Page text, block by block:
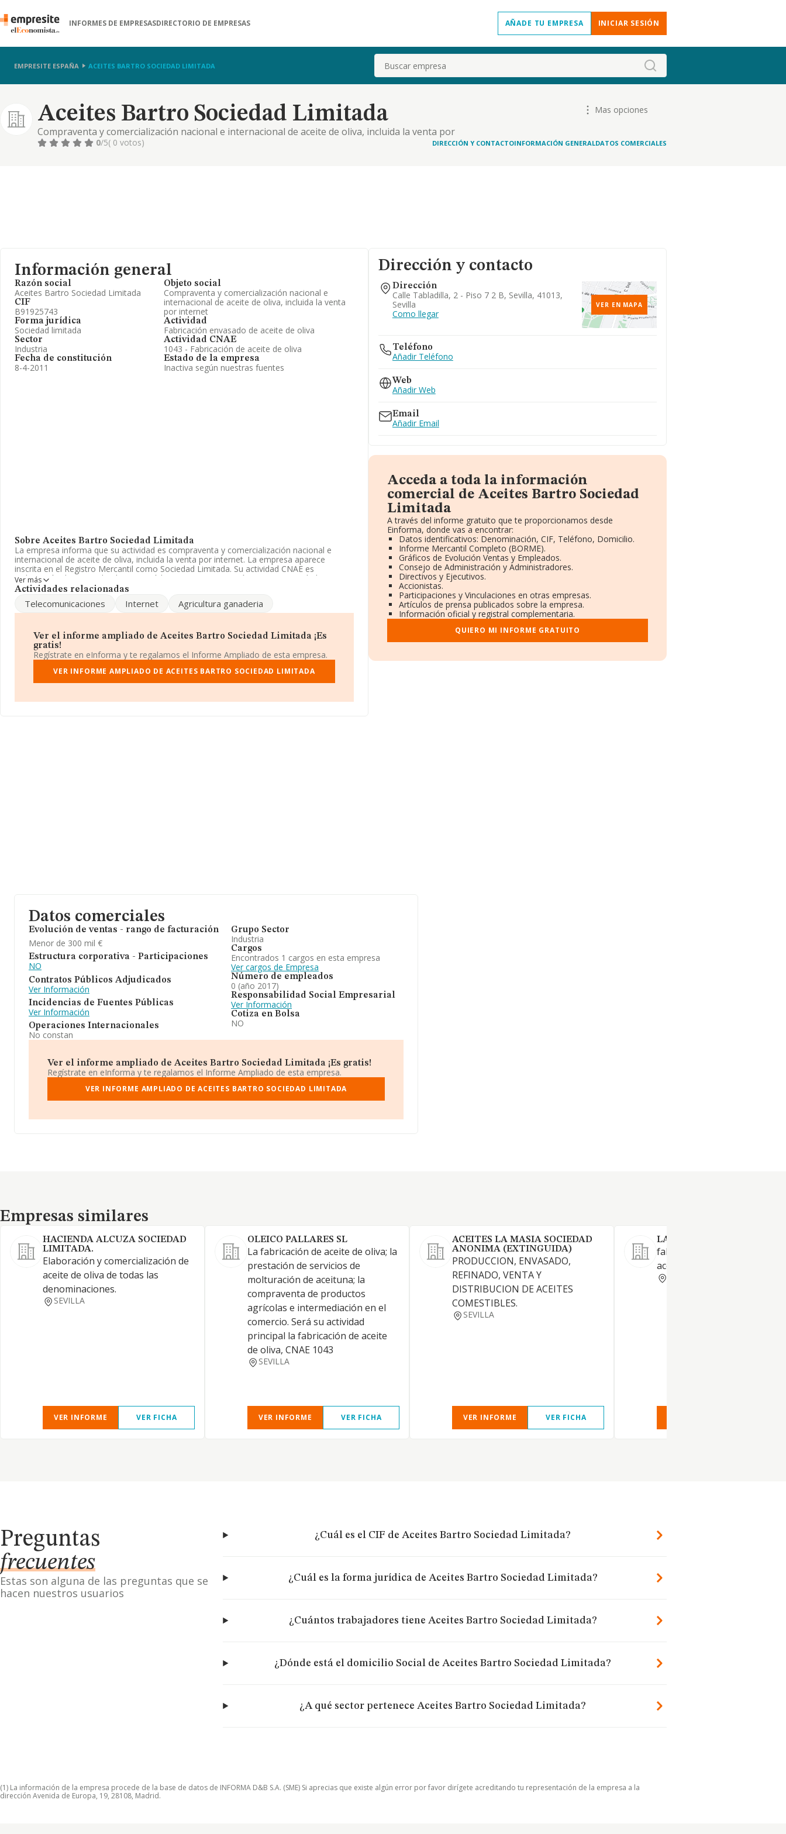
INFORMES DE EMPRESASDIRECTORIO DE EMPRESAS AÑADE TU EMPRESA INICIAR SESIÓN
EMPRESITE ESPAÑA ACEITES BARTRO SOCIEDAD LIMITADA Buscar
Aceites Bartro Sociedad Limitada
Compraventa y comercialización nacional e internacional de aceite de oliva, incluida la venta por
internet
Mas opciones
0/5( 0 votos) DIRECCIÓN Y CONTACTOINFORMACIÓN GENERALDATOS COMERCIALES
Información general
Razón social
Aceites Bartro Sociedad Limitada
CIF
B91925743
Forma jurídica
Sociedad limitada
Sector
Industria
Fecha de constitución
8-4-2011
Objeto social
Compraventa y comercialización nacional e
internacional de aceite de oliva, incluida la venta
por internet
Actividad
Fabricación envasado de aceite de oliva
Actividad CNAE
1043 - Fabricación de aceite de oliva
Estado de la empresa
Inactiva según nuestras fuentes
Sobre Aceites Bartro Sociedad Limitada
La empresa informa que su actividad es compraventa y comercialización nacional e
internacional de aceite de oliva, incluida la venta por internet. La empresa aparece
inscrita en el Registro Mercantil como Sociedad Limitada. Su actividad CNAE es
'Fabricación de aceite de oliva' con código 1043. La compañía no tiene actividad en
mercados exteriores.
La sociedad españolaAceites Bartro Sociedad Limitada, con número de
identificación fiscal B91925743, se encuentra en Calle Tabladilla núm. 2 Piso 7 2 B,
Con los datos a disposición de INFORMA sobre 2.222 empresas pertenecientes al sector,
la facturación en el ámbito nacional alcanza los 11.182 millones de euros y la media
entre todas las compañías es de 5 millones de euros de ventas en 2017. Respecto a la
información de la provincia (hablamos de Sevilla), en la base de datos INFORMA constan
155 empresas, cuyas ventas han obtenido los 1.025 millones de euros. Para aportar
empresas es de 5. La media de antigüedad desde la constitución es de 30 años.
Ver más
Actividades relacionadas
Telecomunicaciones Internet Agricultura ganaderia
Ver el informe ampliado de Aceites Bartro Sociedad Limitada ¡Es
gratis!
Regístrate en eInforma y te regalamos el Informe Ampliado de esta empresa.
VER INFORME AMPLIADO DE ACEITES BARTRO SOCIEDAD LIMITADA
Dirección y contacto
Dirección
Calle Tabladilla, 2 - Piso 7 2 B, Sevilla, 41013,
Sevilla
Como llegar
VER EN MAPA
Teléfono
Añadir Teléfono
Web
Añadir Web
Email
Añadir Email
Acceda a toda la información
comercial de Aceites Bartro Sociedad
Limitada
A través del informe gratuito que te proporcionamos desde
Einforma, donde vas a encontrar:
Datos identificativos: Denominación, CIF, Teléfono, Domicilio.
Informe Mercantil Completo (BORME).
Gráficos de Evolución Ventas y Empleados.
Consejo de Administración y Administradores.
Directivos y Ejecutivos.
Accionistas.
Participaciones y Vinculaciones en otras empresas.
Artículos de prensa publicados sobre la empresa.
Información oficial y registral complementaria.
QUIERO MI INFORME GRATUITO
Datos comerciales
Evolución de ventas - rango de facturación
Menor de 300 mil €
Estructura corporativa - Participaciones
NO
Contratos Públicos Adjudicados
Ver Información
Incidencias de Fuentes Públicas
Ver Información
Operaciones Internacionales
No constan
Grupo Sector
Industria
Cargos
Encontrados 1 cargos en esta empresa
Ver cargos de Empresa
Número de empleados
0 (año 2017)
Responsabilidad Social Empresarial
Ver Información
Cotiza en Bolsa
NO
Ver el informe ampliado de Aceites Bartro Sociedad Limitada ¡Es gratis!
Regístrate en eInforma y te regalamos el Informe Ampliado de esta empresa.
VER INFORME AMPLIADO DE ACEITES BARTRO SOCIEDAD LIMITADA
Empresas similares
Empresas similares
HACIENDA ALCUZA SOCIEDAD
LIMITADA.
Elaboración y comercialización de
aceite de oliva de todas las
denominaciones.
SEVILLA
VER INFORME VER FICHA
OLEICO PALLARES SL
La fabricación de aceite de oliva; la
prestación de servicios de
molturación de aceituna; la
compraventa de productos
agrícolas e intermediación en el
comercio. Será su actividad
principal la fabricación de aceite
de oliva, CNAE 1043
SEVILLA
VER INFORME VER FICHA
ACEITES LA MASIA SOCIEDAD
ANONIMA (EXTINGUIDA)
PRODUCCION, ENVASADO,
REFINADO, VENTA Y
DISTRIBUCION DE ACEITES
COMESTIBLES.
SEVILLA
VER INFORME VER FICHA
LA DEHESA S.COOP.
fabricacion de aceite de oliva
aceitunas de mesa.
Preguntas
frecuentes
Estas son alguna de las preguntas que se
hacen nuestros usuarios
¿Cuál es el CIF de Aceites Bartro Sociedad Limitada?
¿Cuál es la forma jurídica de Aceites Bartro Sociedad Limitada?
¿Cuántos trabajadores tiene Aceites Bartro Sociedad Limitada?
¿Dónde está el domicilio Social de Aceites Bartro Sociedad Limitada?
¿A qué sector pertenece Aceites Bartro Sociedad Limitada?
(1) La información de la empresa procede de la base de datos de INFORMA D&B S.A. (SME) Si aprecias que existe algún error por favor dirígete acreditando tu representación de la empresa a la
dirección Avenida de Europa, 19, 28108, Madrid.